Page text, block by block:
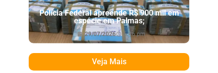
Polícia Federal apreende R$ 900 mil em
espécie em Palmas;
29/07/2026 6:46 pm
Veja Mais